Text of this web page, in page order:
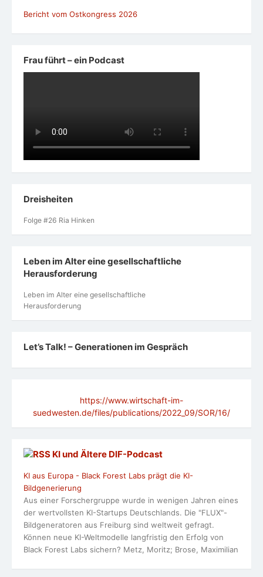
Bericht vom Ostkongress 2026
Frau führt – ein Podcast
Dreisheiten
Folge #26 Ria Hinken
Leben im Alter eine gesellschaftliche
Herausforderung
Leben im Alter eine gesellschaftliche
Herausforderung
Let’s Talk! – Generationen im Gespräch
https://www.wirtschaft-im-
suedwesten.de/files/publications/2022_09/SOR/16/
KI und Ältere DlF-Podcast
KI aus Europa - Black Forest Labs prägt die KI-
Bildgenerierung
Aus einer Forschergruppe wurde in wenigen Jahren eines
der wertvollsten KI-Startups Deutschlands. Die "FLUX"-
Bildgeneratoren aus Freiburg sind weltweit gefragt.
Können neue KI-Weltmodelle langfristig den Erfolg von
Black Forest Labs sichern? Metz, Moritz; Brose, Maximilian